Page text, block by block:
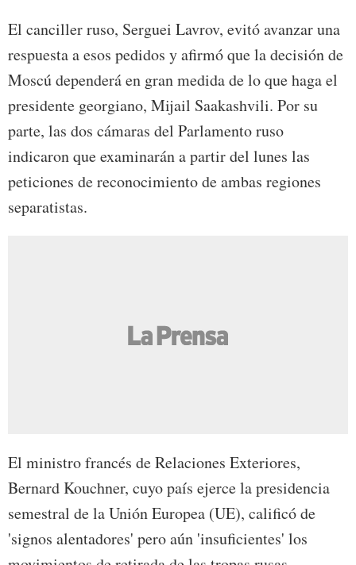
El canciller ruso, Serguei Lavrov, evitó avanzar una
respuesta a esos pedidos y afirmó que la decisión de
Moscú dependerá en gran medida de lo que haga el
presidente georgiano, Mijail Saakashvili. Por su
parte, las dos cámaras del Parlamento ruso
indicaron que examinarán a partir del lunes las
peticiones de reconocimiento de ambas regiones
separatistas.
El ministro francés de Relaciones Exteriores,
Bernard Kouchner, cuyo país ejerce la presidencia
semestral de la Unión Europea (UE), calificó de
'signos alentadores' pero aún 'insuficientes' los